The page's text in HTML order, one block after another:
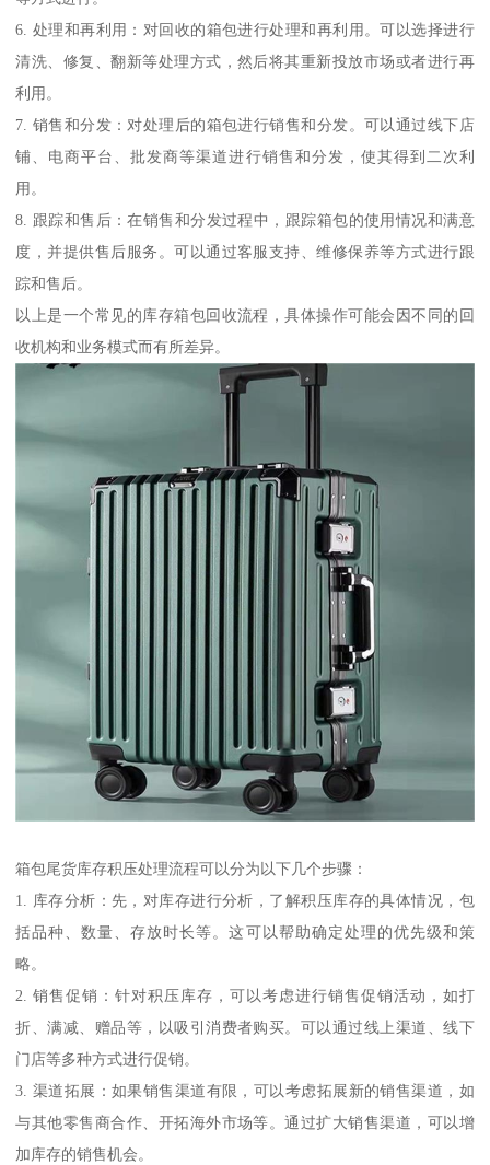
6. 处理和再利用：对回收的箱包进行处理和再利用。可以选择进行
清洗、修复、翻新等处理方式，然后将其重新投放市场或者进行再
利用。
7. 销售和分发：对处理后的箱包进行销售和分发。可以通过线下店
铺、电商平台、批发商等渠道进行销售和分发，使其得到二次利
用。
8. 跟踪和售后：在销售和分发过程中，跟踪箱包的使用情况和满意
度，并提供售后服务。可以通过客服支持、维修保养等方式进行跟
踪和售后。
以上是一个常见的库存箱包回收流程，具体操作可能会因不同的回
收机构和业务模式而有所差异。
箱包尾货库存积压处理流程可以分为以下几个步骤：
1. 库存分析：先，对库存进行分析，了解积压库存的具体情况，包
括品种、数量、存放时长等。这可以帮助确定处理的优先级和策
略。
2. 销售促销：针对积压库存，可以考虑进行销售促销活动，如打
折、满减、赠品等，以吸引消费者购买。可以通过线上渠道、线下
门店等多种方式进行促销。
3. 渠道拓展：如果销售渠道有限，可以考虑拓展新的销售渠道，如
与其他零售商合作、开拓海外市场等。通过扩大销售渠道，可以增
加库存的销售机会。